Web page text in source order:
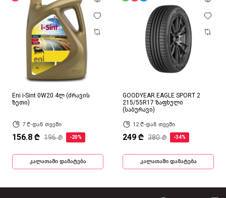
Eni i-Sint 0W20 4ლ (ძრავის
ზეთი)
7 ₾-დან თვეში
156.8 ₾ 196 ₾ -20%
კალათაში დამატება
GOODYEAR EAGLE SPORT 2
215/55R17 ზაფხული
(საბურავი)
12 ₾-დან თვეში
249 ₾ 380 ₾ -34%
კალათაში დამატება